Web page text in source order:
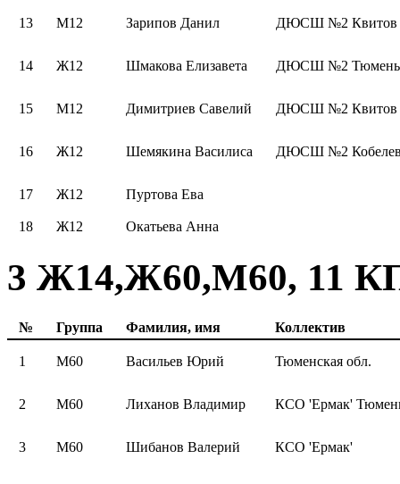
13 М12 Зарипов Данил ДЮСШ №2 Квитов
14 Ж12 Шмакова Елизавета ДЮСШ №2 Тюмень
15 М12 Димитриев Савелий ДЮСШ №2 Квитов
16 Ж12 Шемякина Василиса ДЮСШ №2
17 Ж12 Пуртова Ева
18 Ж12 Окатьева Анна
3 Ж14,Ж60,М60, 11
№ Группа Фамилия, имя Коллектив
1 М60 Васильев Юрий Тюменская обл.
2 М60 Лиханов Владимир КСО 'Ермак'
3 М60 Шибанов Валерий КСО 'Ермак'